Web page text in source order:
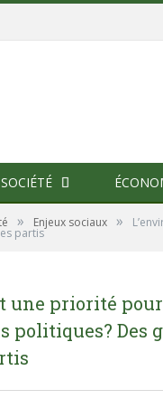
SOCIÉTÉ
» Enjeux sociaux »
partis
une priorité
politiques?